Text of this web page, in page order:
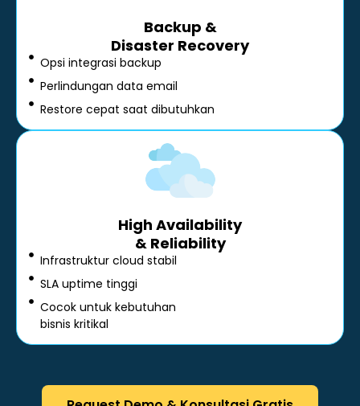
Backup &
Disaster Recovery
Opsi integrasi backup
Perlindungan data email
Restore cepat saat dibutuhkan
High Availability
& Reliability
Infrastruktur cloud stabil
SLA uptime tinggi
Cocok untuk kebutuhan
bisnis kritikal